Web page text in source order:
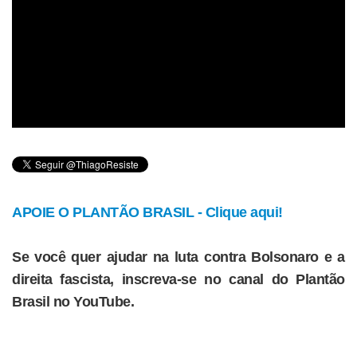
APOIE O PLANTÃO BRASIL - Clique aqui!
Se você quer ajudar na luta contra Bolsonaro e a
direita fascista, inscreva-se no canal do Plantão
Brasil no YouTube.